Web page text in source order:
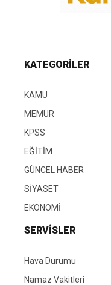
KATEGORİLER
KAMU
MEMUR
KPSS
EĞİTİM
GÜNCEL HABER
SİYASET
EKONOMİ
SERVİSLER
Hava Durumu
Namaz Vakitleri